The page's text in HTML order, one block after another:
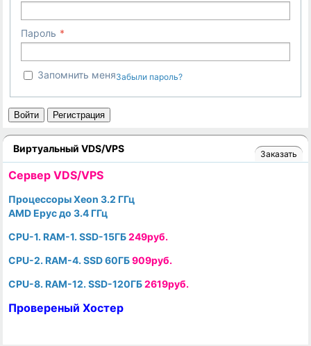
Пароль
Запомнить меняЗабыли пароль?
Войти Регистрация
Виртуальный VDS/VPS Заказать
Cервер VDS/VPS
Процессоры Xeon 3.2 ГГц
AMD Epyc до 3.4 ГГц
CPU-1. RAM-1. SSD-15ГБ249руб.
CPU-2. RAM-4. SSD 60ГБ909руб.
CPU-8. RAM-12. SSD-120ГБ2619руб.
Провереный Хостер